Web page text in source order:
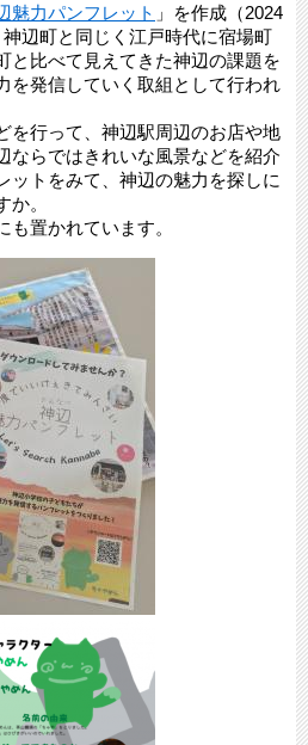
魅力パンフレット 」を作成（2024
辺町と同じく江戸時代に宿場町
と比べて見えてきた神辺の課題を
を発信していく取組として行われ
を行って、神辺駅周辺のお店や地
ならではきれいな風景などを紹介
ットをみて、神辺の魅力を探しに
。
置かれています。